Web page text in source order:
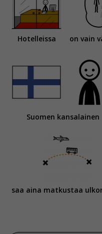
Hotelleissa on vain
Suomen kansalainen
saa aina matkustaa